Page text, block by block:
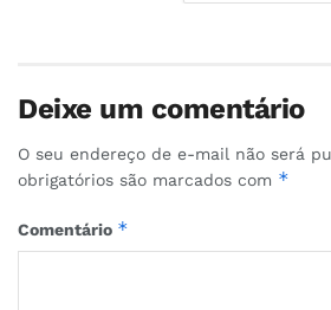
Deixe um comentário
O seu endereço de e-mail não será
obrigatórios são marcados com *
Comentário *